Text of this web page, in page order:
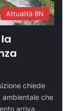
Attualità BN
chiede
ambientale che
arriva…